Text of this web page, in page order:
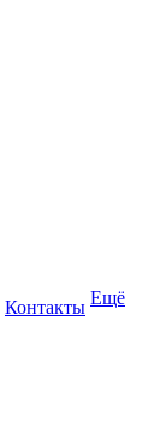
Контакты Ещё